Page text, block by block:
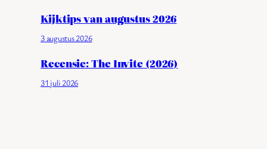
Kijktips van augustus 2026
3 augustus 2026
Recensie: The Invite (2026)
31 juli 2026